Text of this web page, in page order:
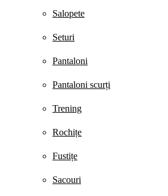
Salopete
Seturi
Pantaloni
Pantaloni scurți
Trening
Rochițe
Fustițe
Sacouri